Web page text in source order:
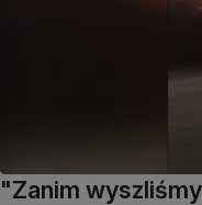
"Zanim